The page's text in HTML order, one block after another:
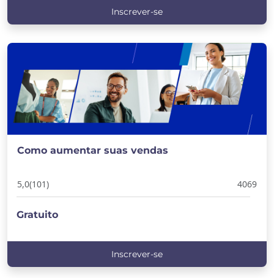
Inscrever-se
Como aumentar suas vendas
5,0(101) 4069
Gratuito
Inscrever-se